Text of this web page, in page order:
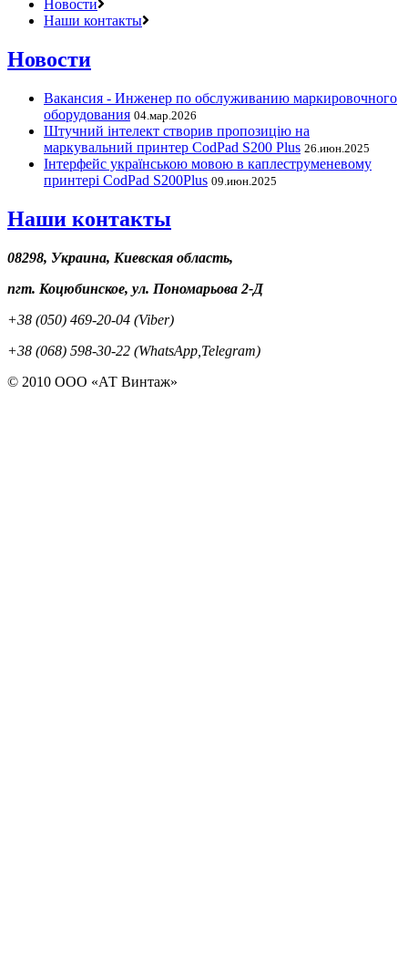
Новости
Наши контакты
Новости
Вакансия - Инженер по обслуживанию маркировочного
оборудования 04.мар.2026
Штучний інтелект створив пропозицію на
маркувальний принтер CodPad S200 Plus 26.июн.2025
Інтерфейс українською мовою в каплеструменевому
принтері CodPad S200Plus 09.июн.2025
Наши контакты
08298, Украина, Киевская область,
пгт. Коцюбинское, ул. Пономарьова 2-Д
+38 (050) 469-20-04 (Viber)
+38 (068) 598-30-22 (WhatsApp,Telegram)
© 2010 ООО «АТ Винтаж»